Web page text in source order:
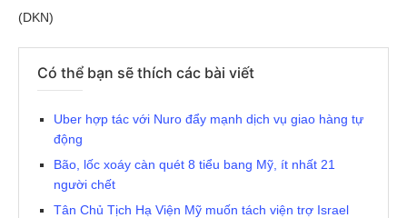
(DKN)
Có thể bạn sẽ thích các bài viết
Uber hợp tác với Nuro đẩy mạnh dịch vụ giao hàng tự
động
Bão, lốc xoáy càn quét 8 tiểu bang Mỹ, ít nhất 21
người chết
Tân Chủ Tịch Hạ Viện Mỹ muốn tách viện trợ Israel